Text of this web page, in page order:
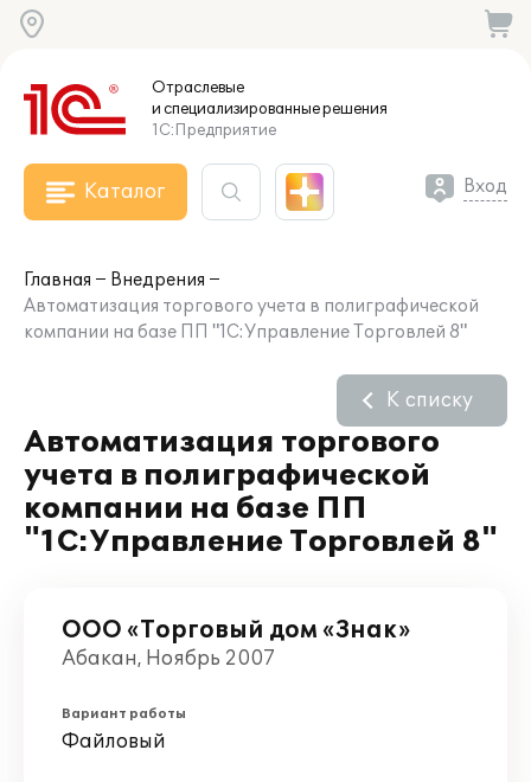
Отраслевые
и специализированныерешения
1С:Предприятие
Каталог Вход
Главная
Внедрения
Автоматизация торгового учета в полиграфической
компании на базе ПП "1С:Управление Торговлей 8"
Автоматизация торгового
учета в полиграфической
компании на базе ПП
"1С:Управление Торговлей 8"
К списку
ООО «Торговый дом «Знак»
Абакан, Ноябрь 2007
Вариант работы
Файловый